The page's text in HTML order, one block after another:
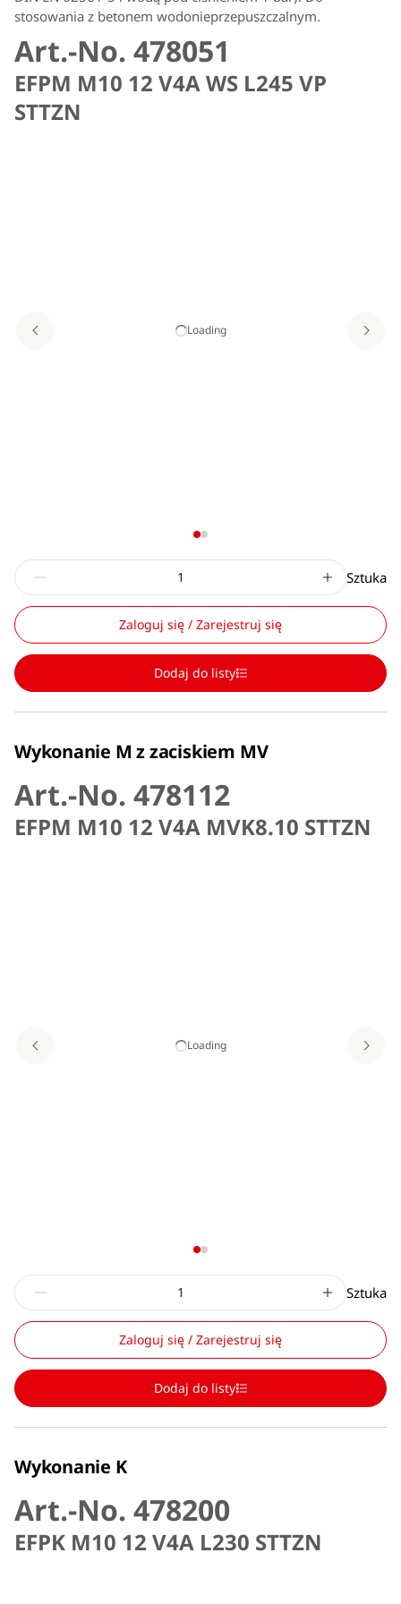
stosowania z betonem wodonieprzepuszczalnym.
Art.-No. 478051
EFPM M10 12 V4A WS L245 VP
STTZN
Loading
Sztuka
Zaloguj się / Zarejestruj się
Dodaj do listy
Wykonanie M z zaciskiem MV
Art.-No. 478112
EFPM M10 12 V4A MVK8.10 STTZN
Loading
Sztuka
Zaloguj się / Zarejestruj się
Dodaj do listy
Wykonanie K
Art.-No. 478200
EFPK M10 12 V4A L230 STTZN